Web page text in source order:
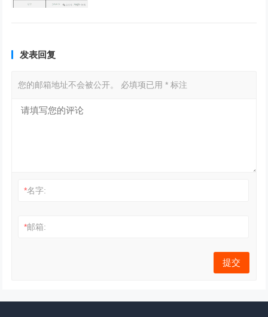
发表回复
您的邮箱地址不会被公开。 必填项已用* 标注
*名字:
*邮箱: